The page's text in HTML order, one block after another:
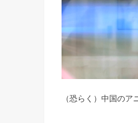
（恐らく）中国の